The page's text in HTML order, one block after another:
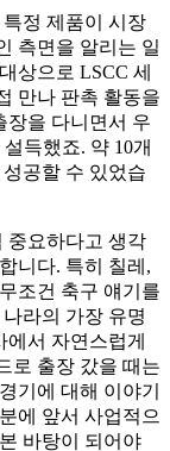
정 제품이 시장
측면을 알리는 일
상으로 LSCC 세
만나 판촉 활동을
장을 다니면서 우
득했죠. 약 10개
공할 수 있었습
중요하다고 생각
니다. 특히 칠레,
조건 축구 얘기를
라의 가장 유명
서 자연스럽게
로 출장 갔을 때는
기에 대해 이야기
에 앞서 사업적으
바탕이 되어야